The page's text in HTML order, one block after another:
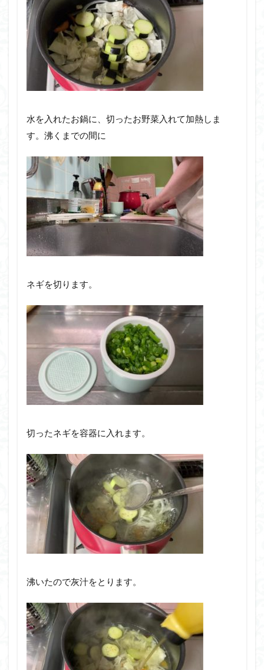
水を入れたお鍋に、切ったお野菜入れて加熱しま
す。沸くまでの間に
ネギを切ります。
切ったネギを容器に入れます。
沸いたので灰汁をとります。